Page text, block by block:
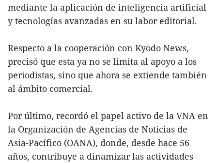
mediante la aplicación de inteligencia artificial
y tecnologías avanzadas en su labor editorial.
Respecto a la cooperación con Kyodo News,
precisó que esta ya no se limita al apoyo a los
periodistas, sino que ahora se extiende también
al ámbito comercial.
Por último, recordó el papel activo de la VNA en
la Organización de Agencias de Noticias de
Asia-Pacífico (OANA), donde, desde hace 56
años, contribuye a dinamizar las actividades